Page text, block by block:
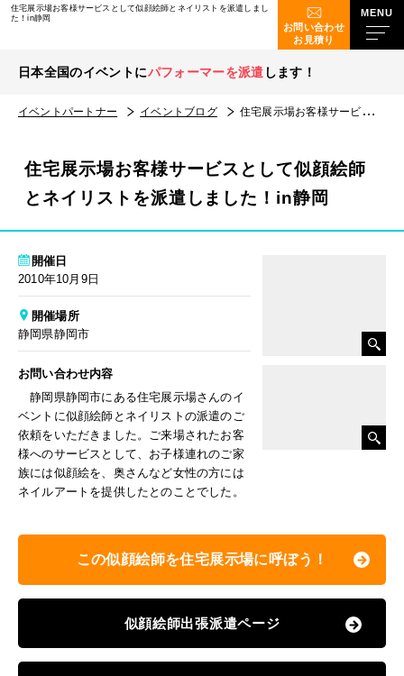
住宅展示場お客様サービスとして似顔絵師とネイリストを派遣しまし
た！in静岡
お問い合わせ
お見積り
日本全国のイベントにパフォーマーを派遣 します！
イベントパートナー イベントブログ 住宅展示場お客様サービスとして似顔絵師とネイリストを派遣しました！in静岡
住宅展示場お客様サービスとして似顔絵師
とネイリストを派遣しました！in静岡
開催日
2010年10月9日
開催場所
静岡県静岡市
お問い合わせ内容
静岡県静岡市にある住宅展示場さんのイ
ベントに似顔絵師とネイリストの派遣のご
依頼をいただきました。ご来場されたお客
様へのサービスとして、お子様連れのご家
族には似顔絵を、奥さんなど女性の方には
ネイルアートを提供したとのことでした。
この似顔絵師を住宅展示場に呼ぼう！
似顔絵師出張派遣ページ